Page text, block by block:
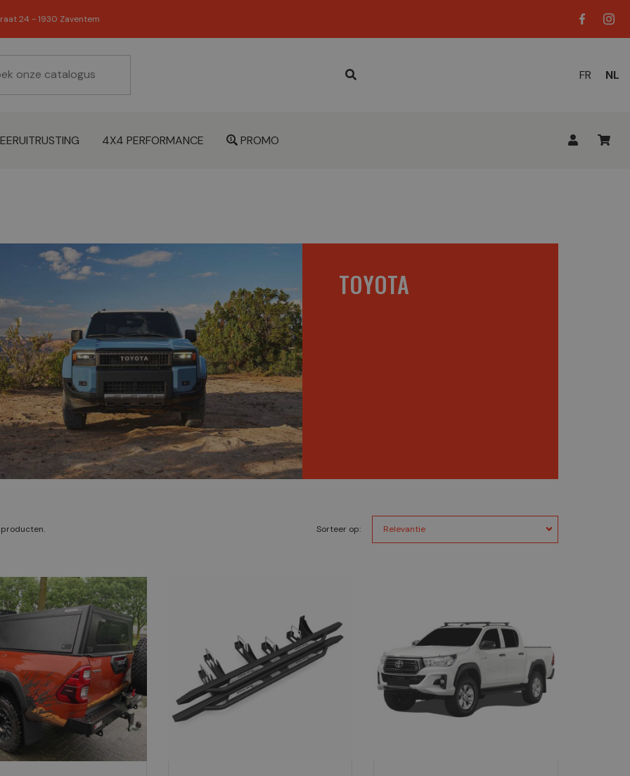
24 - 1930 Zaventem
FR NL
4X4 PERFORMANCE PROMO
TOYOTA
Sorteer op: